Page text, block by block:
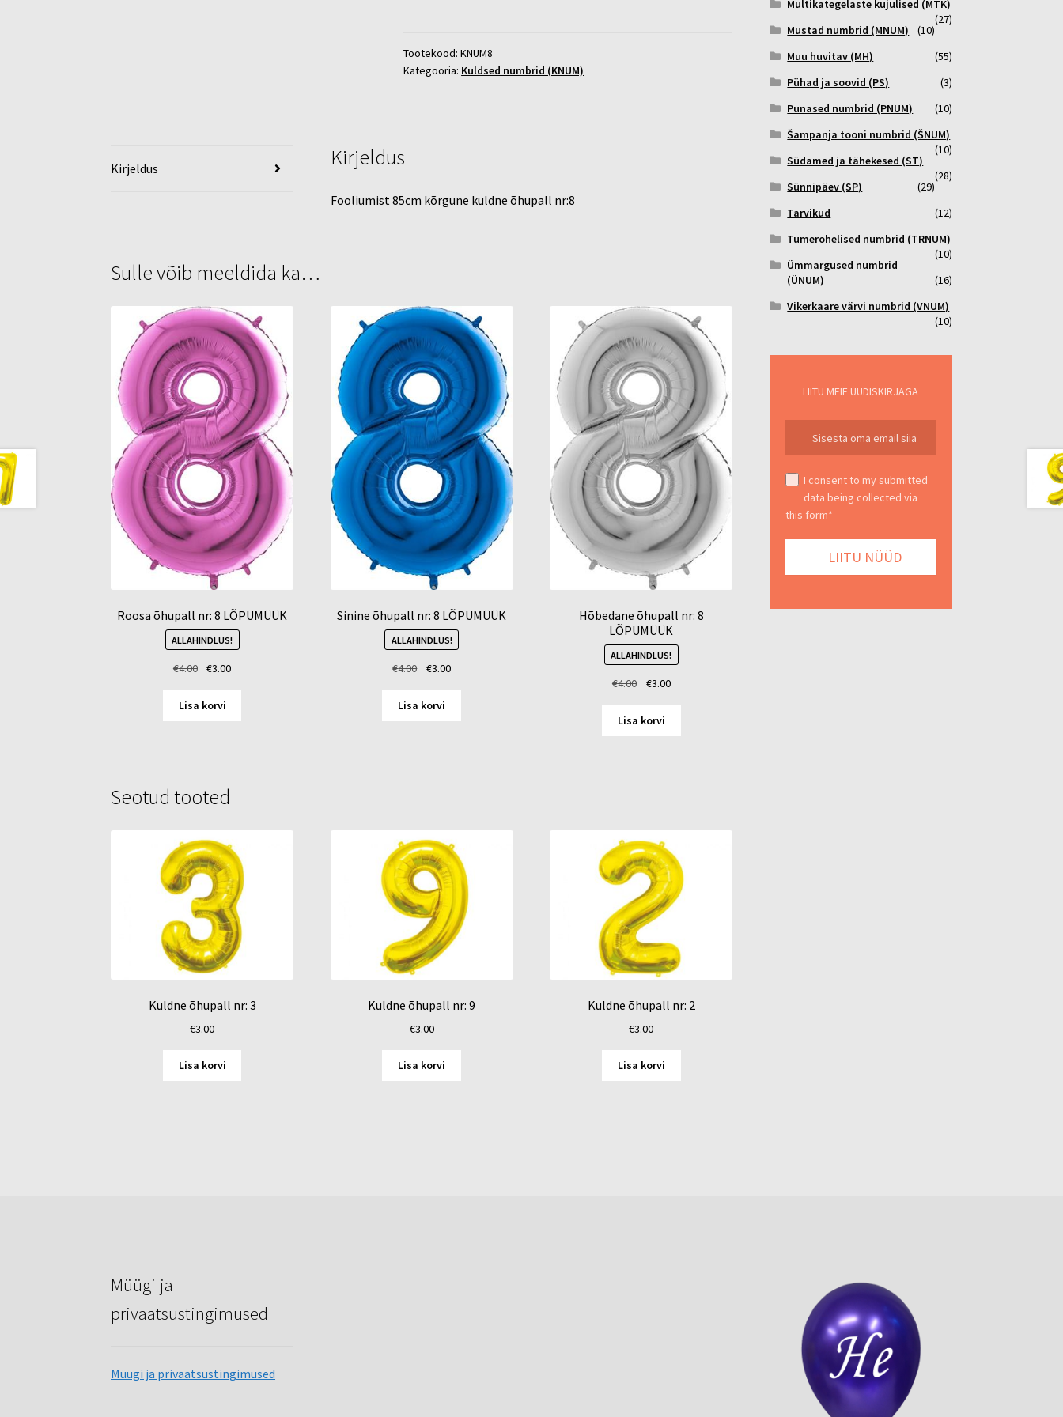
kogus
Tootekood:KNUM8
Kategooria: Kuldsed numbrid (KNUM)
Kirjeldus Kirjeldus
Fooliumist 85cm kõrgune kuldne õhupall nr:8
Sulle võib meeldida ka…
Roosa õhupall nr: 8 LÕPUMÜÜK
ALLAHINDLUS!
€4.00
Algne
oli:
€3.00Current
Lisa korvi
Sinine õhupall nr: 8 LÕPUMÜÜK
ALLAHINDLUS!
€4.00
Algne
oli:
€3.00Current
Lisa korvi
Hõbedane õhupall nr: 8
LÕPUMÜÜK
ALLAHINDLUS!
€4.00
Algne
oli:
€3.00Current
Lisa korvi
Seotud tooted
Kuldne õhupall nr: 3
€3.00
Lisa korvi
Kuldne õhupall nr: 9
€3.00
Lisa korvi
Kuldne õhupall nr: 2
€3.00
Lisa korvi
Multikategelaste kujulised (MTK)
(27)
Mustad numbrid (MNUM)
(10)
Muu huvitav (MH)
(55)
Pühad ja soovid (PS)
(3)
Punased numbrid (PNUM)
(10)
Šampanja tooni numbrid (ŠNUM)
(10)
Südamed ja tähekesed (ST)
(28)
Sünnipäev (SP)
(29)
Tarvikud
(12)
Tumerohelised numbrid (TRNUM)
(10)
Ümmargused numbrid
(ÜNUM)
(16)
Vikerkaare värvi numbrid (VNUM)
(10)
LIITU MEIE UUDISKIRJAGA
I consent to my submitted
data being collected via
this form*
Müügi ja
privaatsustingimused
Müügi ja privaatsustingimused